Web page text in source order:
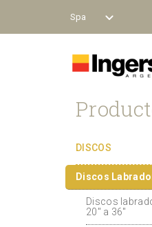
Spa
DISCOS
Discos
Discos
20" a 36"